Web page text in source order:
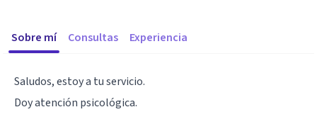
Sobre mí Consultas Experiencia
Saludos, estoy a tu servicio.
Doy atención psicológica.